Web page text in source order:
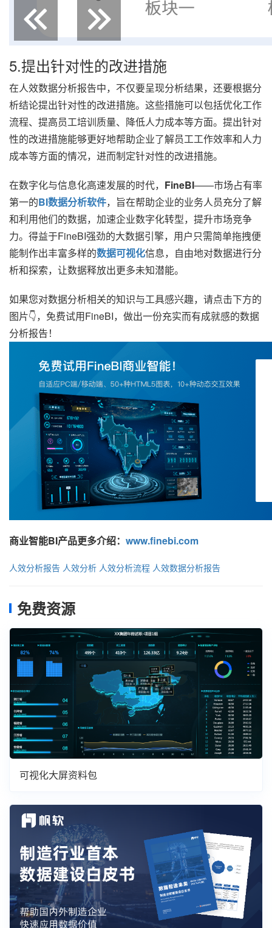
5.提出针对性的改进措施
在人效数据分析报告中，不仅要呈现分析结果，还要根据分
析结论提出针对性的改进措施。这些措施可以包括优化工作
流程、提高员工培训质量、降低人力成本等方面。提出针对
性的改进措施能够更好地帮助企业了解员工工作效率和人力
成本等方面的情况，进而制定针对性的改进措施。
在数字化与信息化高速发展的时代， FineBI——市场占有率
第一的BI数据分析软件，旨在帮助企业的业务人员充分了解
和利用他们的数据，加速企业数字化转型，提升市场竞争
力。得益于FineBI强劲的大数据引擎，用户只需简单拖拽便
能制作出丰富多样的数据可视化信息，自由地对数据进行分
析和探索，让数据释放出更多未知潜能。
如果您对数据分析相关的知识与工具感兴趣，请点击下方的
图片👇，免费试用FineBI，做出一份充实而有成就感的数据
分析报告！
商业智能BI产品更多介绍： www.finebi.com
人效分析报告 人效分析 人效分析流程 人效数据分析报告
免费资源
可视化大屏资料包